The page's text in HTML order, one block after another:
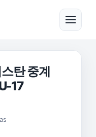
메뉴
탄 중계
17